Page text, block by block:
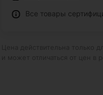
Все товары